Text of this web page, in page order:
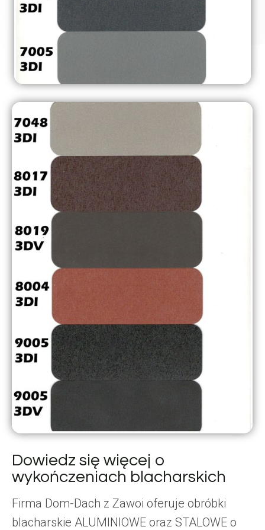
Dowiedz się więcej o
wykończeniach blacharskich
Firma Dom-Dach z Zawoi oferuje obróbki
blacharskie ALUMINIOWE oraz STALOWE o